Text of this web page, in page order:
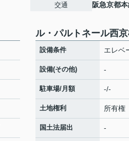
交通 阪急京都
ル・パルトネール西
設備条件 エレベ
設備(その他) -
駐車場/月額 -/-
土地権利 所有権
国土法届出 -